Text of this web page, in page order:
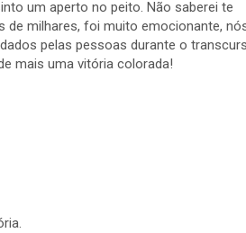
um aperto no peito. Não saberei te
de milhares, foi muito emocionante,
pelas pessoas durante o
mais uma vitória colorada!